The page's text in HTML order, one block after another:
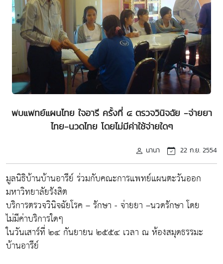
พบแพทย์แผนไทย ใจอารี ครั้งที่ ๔ ตรวจวินิจฉัย -จ่ายยา
ไทย-นวดไทย โดยไม่มีค่าใช้จ่ายใดๆ
นานา 22 ก.ย. 2554
มูลนิธิบ้านบ้านอารีย์ ร่วมกับคณะการแพทย์แผนตะวันออก
มหาวิทยาลัยรังสิต
บริการตรวจวินิจฉัยโรค – รักษา - จ่ายยา –นวดรักษา โดย
ไม่มีค่าบริการใดๆ
ในวันเสาร์ที่ ๒๔ กันยายน ๒๕๕๔ เวลา ณ ห้องสมุดธรรมะ
บ้านอารีย์